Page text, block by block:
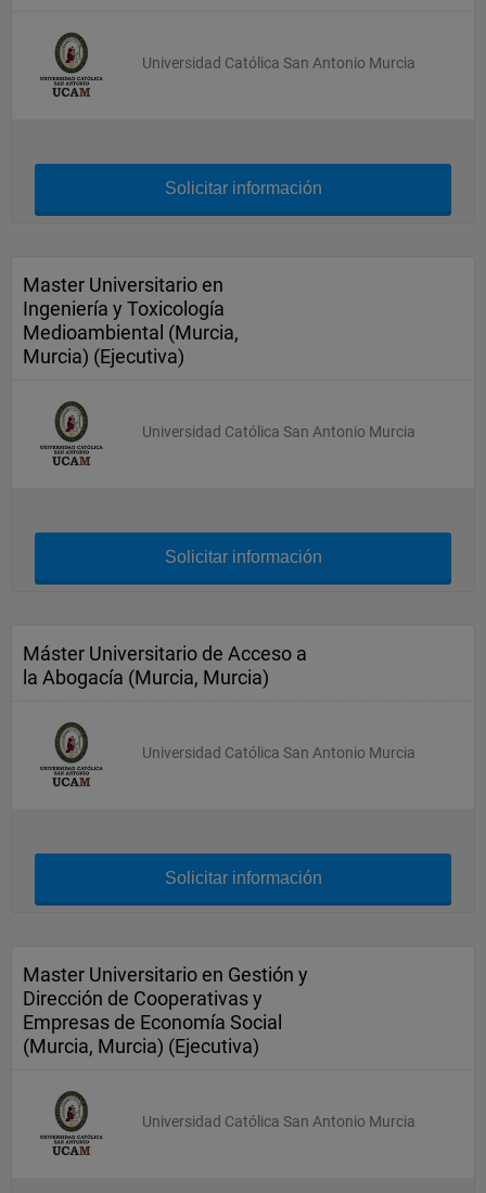
Universidad Católica San Antonio Murcia
Solicitar información
Master Universitario en
Ingeniería y Toxicología
Medioambiental (Murcia,
Murcia) (Ejecutiva)
Universidad Católica San Antonio Murcia
Solicitar información
Máster Universitario de Acceso a
la Abogacía (Murcia, Murcia)
Universidad Católica San Antonio Murcia
Solicitar información
Master Universitario en Gestión y
Dirección de Cooperativas y
Empresas de Economía Social
(Murcia, Murcia) (Ejecutiva)
Universidad Católica San Antonio Murcia